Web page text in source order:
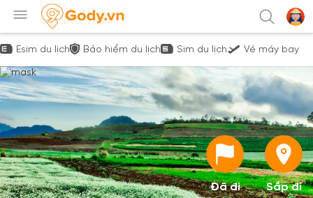
Esim du lịch Bảo hiểm du lịch Sim du lịch Vé máy bay
Đã đi Sắp đi